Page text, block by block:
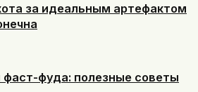
за идеальным артефактом
фуда: полезные советы